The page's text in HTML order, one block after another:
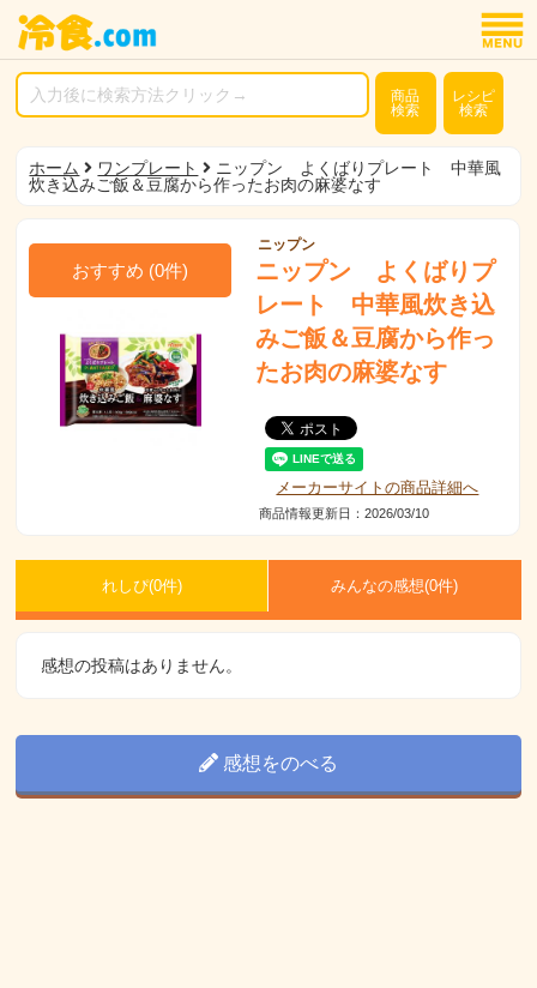
商品
検索
レシピ
検索
ホーム ワンプレート
ニップン よくばりプレート 中華風
炊き込みご飯＆豆腐から作ったお肉の麻婆なす
おすすめ (0件)
ニップン
ニップン よくばりプ
レート 中華風炊き込
みご飯＆豆腐から作っ
たお肉の麻婆なす
メーカーサイトの商品詳細へ
商品情報更新日：2026/03/10
れしぴ(0件) みんなの感想(0件)
感想の投稿はありません。
感想をのべる